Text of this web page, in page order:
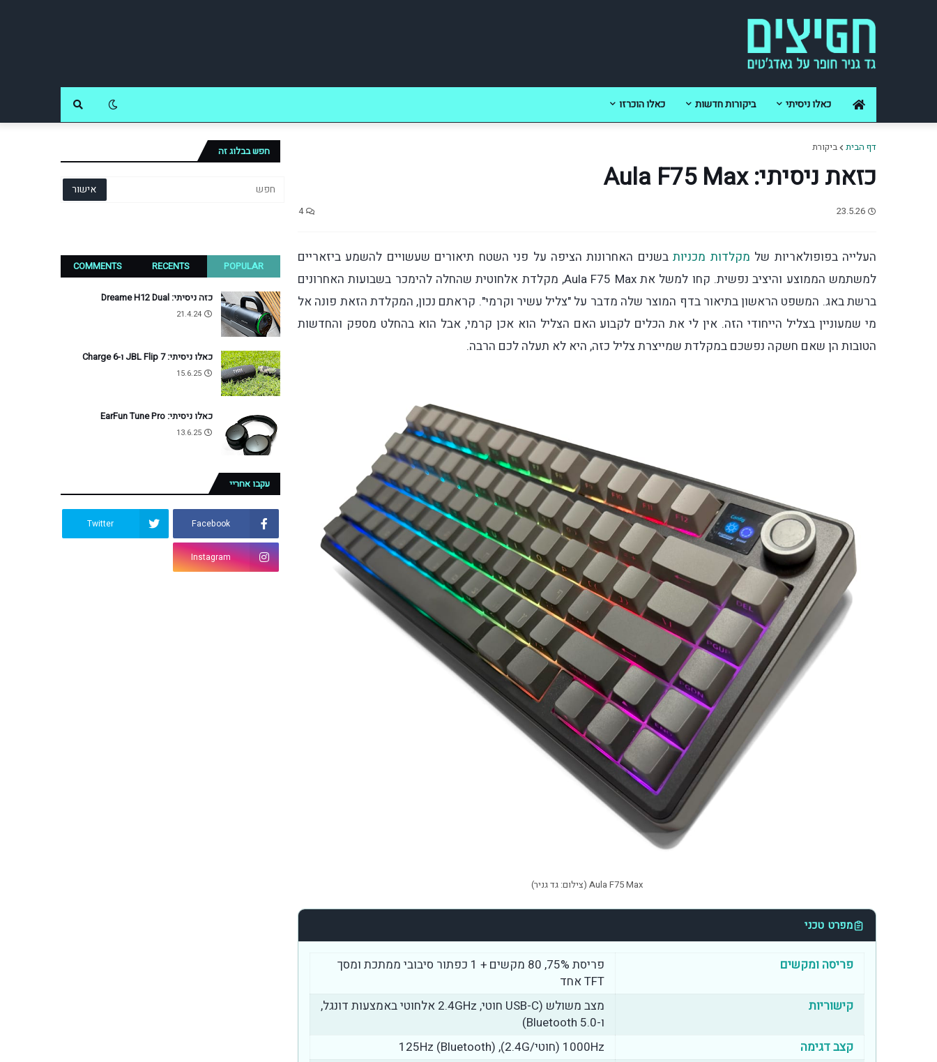
כאלו ניסיתי ביקורות חדשות כאלו הוכרזו
דף הבית ביקורת
כזאת ניסיתי: Aula F75 Max
23.5.26
4
העלייה בפופולאריות של מקלדות מכניותבשנים האחרונות הציפה על פני השטח תיאורים שעשויים להשמע ביזאריים
למשתמש הממוצע והיציב נפשית. קחו למשל את Aula F75 Max, מקלדת אלחוטית שהחלה להימכר בשבועות האחרונים
ברשת באג. המשפט הראשון בתיאור בדף המוצר שלה מדבר על "צליל עשיר וקרמי". קראתם נכון, המקלדת הזאת פונה אל
מי שמעוניין בצליל הייחודי הזה. אין לי את הכלים לקבוע האם הצליל הוא אכן קרמי, אבל הוא בהחלט מספק והחדשות
הטובות הן שאם חשקה נפשכם במקלדת שמייצרת צליל כזה, היא לא תעלה לכם הרבה.
Aula F75 Max (צילום: גד גניר)
מפרט טכני
פריסה ומקשים
פריסת 75%, 80 מקשים + 1 כפתור סיבובי ממתכת ומסך
TFT אחד
קישוריות
מצב משולש (USB-C חוטי, 2.4GHz אלחוטי באמצעות דונגל,
ו-Bluetooth 5.0)
קצב דגימה
1000Hz (חוטי/2.4G), 125Hz (Bluetooth)
חפש בבלוג זה
POPULAR
RECENTS
COMMENTS
כזה ניסיתי: Dreame H12 Dual
21.4.24
כאלו ניסיתי: JBL Flip 7 ו-Charge 6
15.6.25
כאלו ניסיתי: EarFun Tune Pro
13.6.25
עקבו אחריי
Facebook
Twitter
Instagram